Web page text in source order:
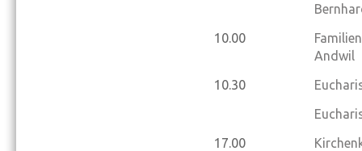
10.00
Andwil
10.30
17.00